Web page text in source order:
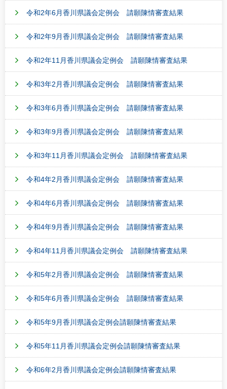
令和2年6月香川県議会定例会 請願陳情審査結果
令和2年9月香川県議会定例会 請願陳情審査結果
令和2年11月香川県議会定例会 請願陳情審査結果
令和3年2月香川県議会定例会 請願陳情審査結果
令和3年6月香川県議会定例会 請願陳情審査結果
令和3年9月香川県議会定例会 請願陳情審査結果
令和3年11月香川県議会定例会 請願陳情審査結果
令和4年2月香川県議会定例会 請願陳情審査結果
令和4年6月香川県議会定例会 請願陳情審査結果
令和4年9月香川県議会定例会 請願陳情審査結果
令和4年11月香川県議会定例会 請願陳情審査結果
令和5年2月香川県議会定例会 請願陳情審査結果
令和5年6月香川県議会定例会 請願陳情審査結果
令和5年9月香川県議会定例会請願陳情審査結果
令和5年11月香川県議会定例会請願陳情審査結果
令和6年2月香川県議会定例会請願陳情審査結果